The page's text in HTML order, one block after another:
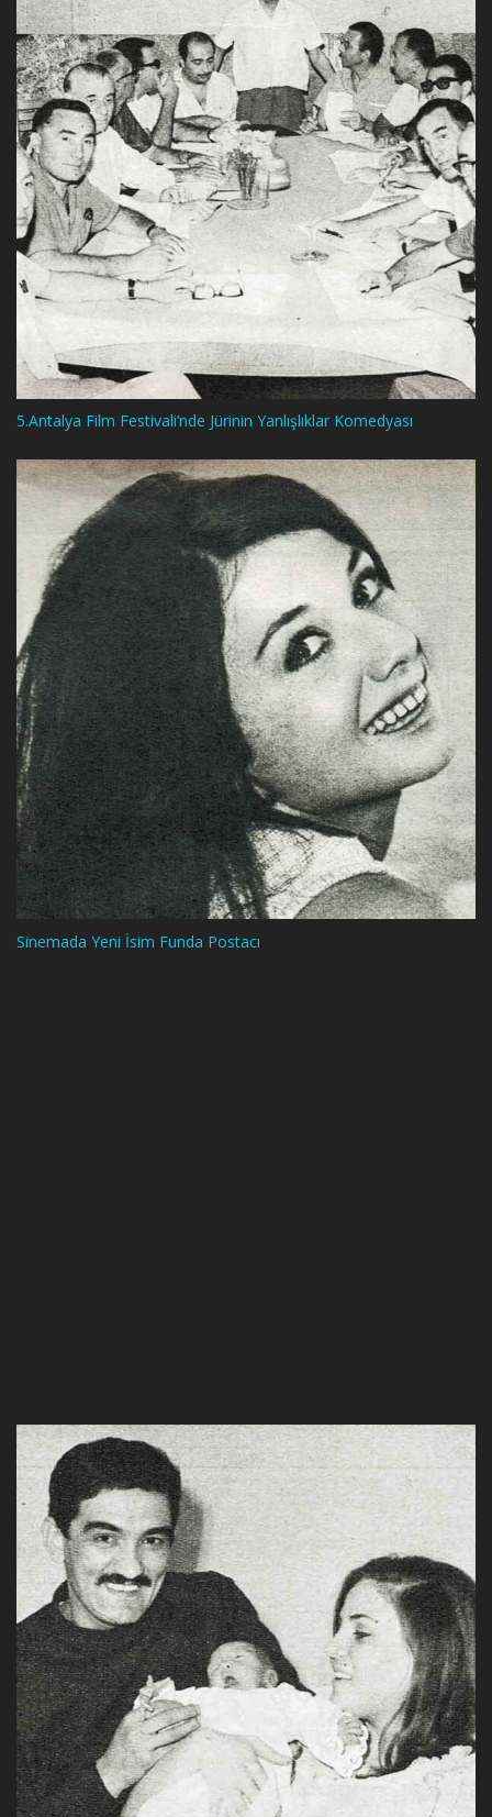
5.Antalya Film Festivali’nde Jürinin Yanlışlıklar Komedyası
Sinemada Yeni İsim Funda Postacı